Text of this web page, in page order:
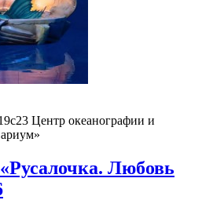
Центр океанографии и
Любовь